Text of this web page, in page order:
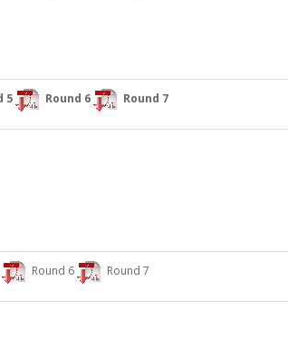
5 Round 6 Round 7
Round 6 Round 7